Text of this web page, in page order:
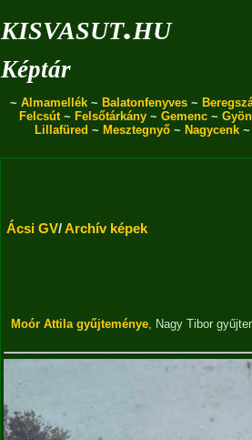
kisvasut.hu
Képtár
~ Almamellék ~ Balatonfenyves ~
Felcsút~ Felsőtárkány ~ Gemenc ~
Lillafüred ~ Mesztegnyő~ Nagycenk
Ácsi GV/Archív képek
Moór Attila gyűjteménye, Nagy Tibor